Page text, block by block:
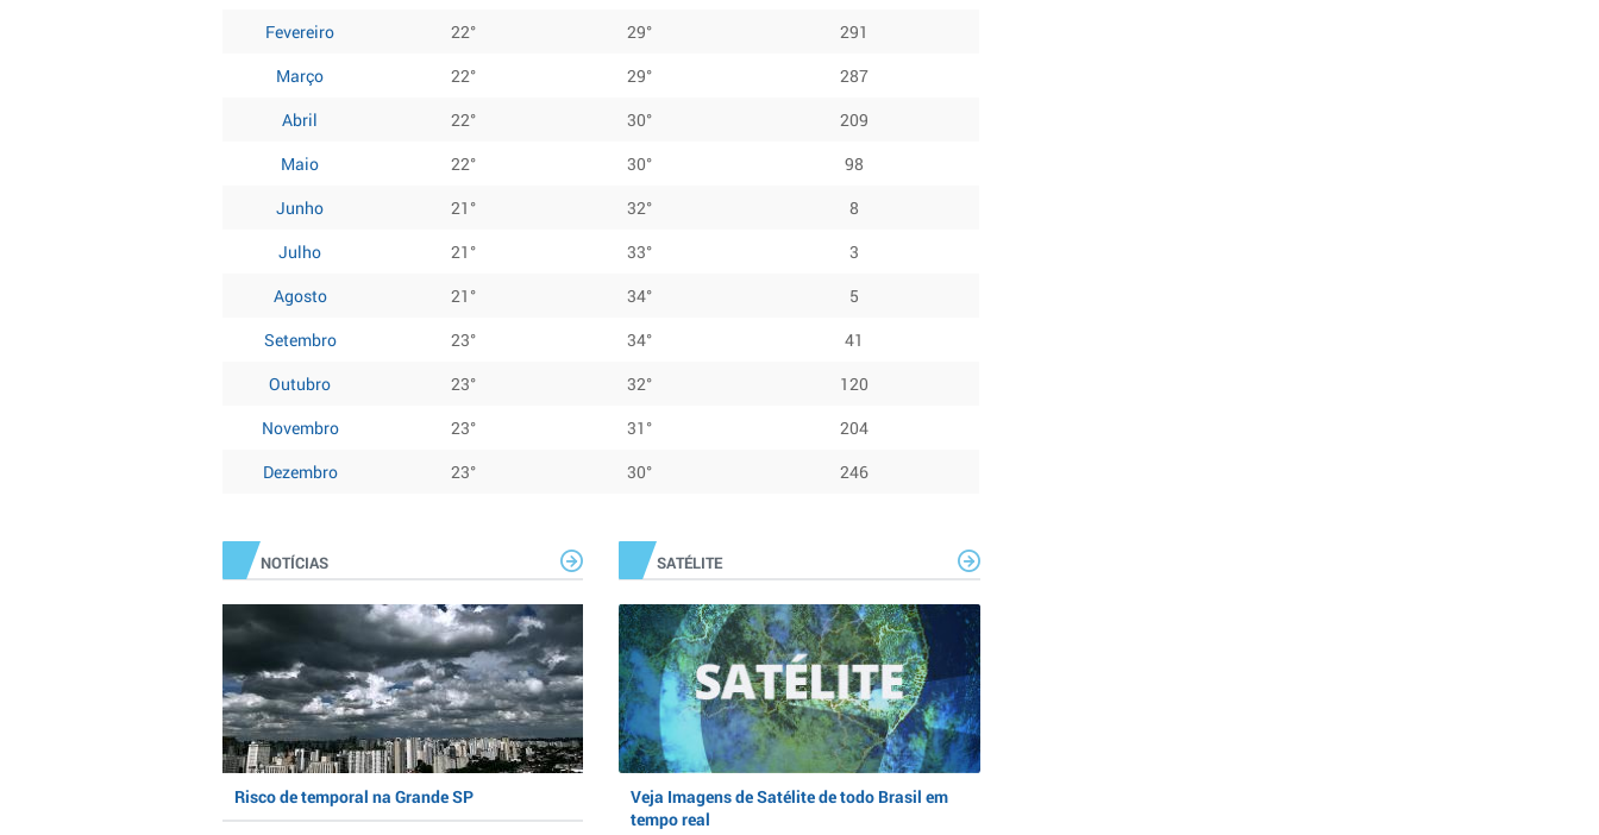
Fevereiro
22° 29°
291
Março
22° 29°
287
Abril
22° 30°
209
Maio
22° 30°
98
Junho
21° 32°
8
Julho
21° 33°
3
Agosto
21° 34°
5
Setembro
23° 34°
41
Outubro
23° 32°
120
Novembro
23° 31°
204
Dezembro
23° 30° 246
NOTÍCIAS
Risco de temporal na Grande SP
SATÉLITE
Veja Imagens de Satélite de todo Brasil em
tempo real